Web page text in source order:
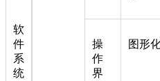
软
件
系
统
操
作
界
图形